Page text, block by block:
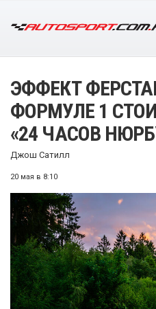
ЭФФЕКТ
ФОРМУЛЕ 1
«24 ЧАСОВ
Джош Сатилл
20 мая в 8:10